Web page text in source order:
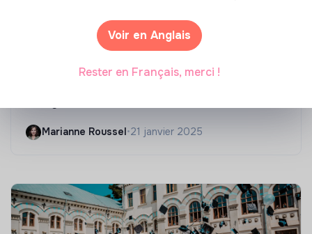
Marianne Roussel•21 janvier 2025
Voir en Anglais
Rester en Français, merci !